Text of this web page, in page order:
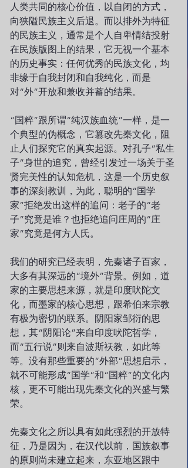
人类共同的核心价值，以自闭的方式，
向狭隘民族主义后退。而以排外为特征
的民族主义，通常是个人自卑情结投射
在民族版图上的结果，它无视一个基本
的历史事实：任何优秀的民族文化，均
非缘于自我封闭和自我纯化，而是
对“外”开放和兼收并蓄的结果。
“国粹”跟所谓“纯汉族血统”一样，是一
个典型的伪概念，它篡改先秦文化，阻
止人们探究它的真实起源。对孔子“私生
子”身世的追究，曾经引发过一场关于圣
贤完美性的认知危机，这是一个历史叙
事的深刻教训，为此，聪明的“国学
家”拒绝发出这样的追问：老子的“老
子”究竟是谁？也拒绝追问庄周的“庄
家”究竟是何方人氏。
我们的研究已经表明，先秦诸子百家，
大多有其深远的“境外”背景。例如，道
家的主要思想来源，就是印度吠陀文
化，而墨家的核心思想，跟希伯来宗教
有极为密切的联系。阴阳家邹衍的思
想，其“阴阳论”来自印度吠陀哲学，
而“五行说”则来自波斯祆教，如此等
等。没有那些重要的“外部”思想启示，
就不可能形成“国学”和“国粹”的文化内
核，更不可能出现先秦文化的兴盛与繁
荣。
先秦文化之所以具有如此强烈的开放特
征，乃是因为，在汉代以前，国族叙事
的原则尚未建立起来，东亚地区跟中